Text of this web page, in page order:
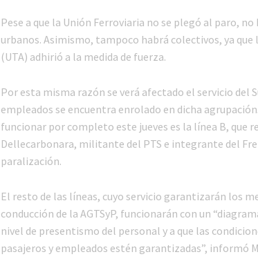
Pese a que la Unión Ferroviaria no se plegó al paro,
urbanos. Asimismo, tampoco habrá colectivos, ya
(UTA) adhirió a la medida de fuerza.
Por esta misma razón se verá afectado el servicio del
empleados se encuentra enrolado en dicha
funcionar por completo este jueves es la línea B, que
Dellecarbonara, militante del PTS e integrante del
paralización.
El resto de las líneas, cuyo servicio garantizarán los
conducción de la AGTSyP, funcionarán con un
nivel de presentismo del personal y a que las
pasajeros y empleados estén garantizadas”, informó